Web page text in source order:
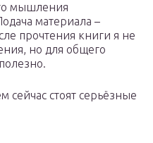
мышления
материала –
прочтения книги я не
но для общего
стоят серьёзные